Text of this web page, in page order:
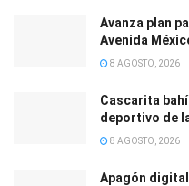
Avanza plan
Avenida
8 AGOSTO, 2026
Cascarita
deportivo de
8 AGOSTO, 2026
Apagón digital